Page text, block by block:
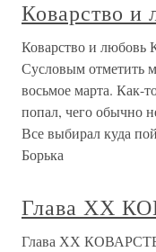
Коварство и
Коварство и любовь
Сусловым отметить
восьмое марта. Как-
попал, чего обычно
Все выбирал куда
Борька
Глава ХХ
Глава ХХ